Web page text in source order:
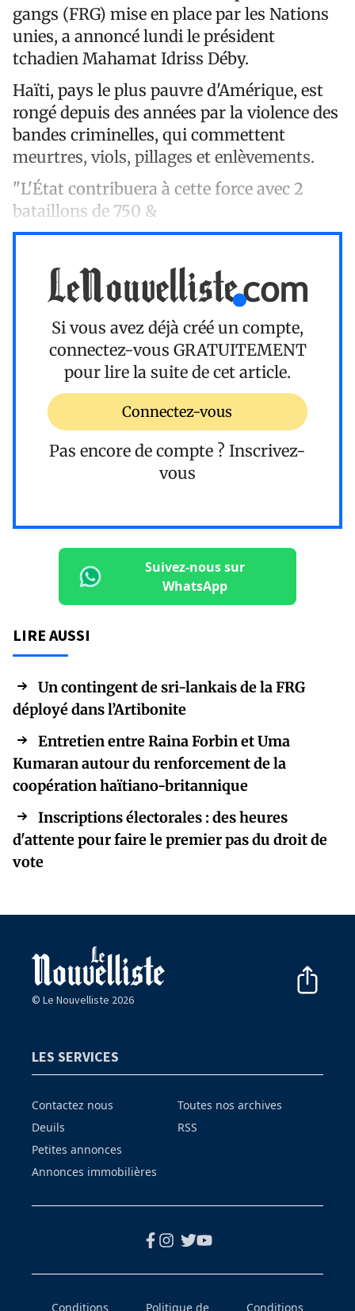
gangs (FRG) mise en place par les Nations
unies, a annoncé lundi le président
tchadien Mahamat Idriss Déby.
Haïti, pays le plus pauvre d'Amérique, est
rongé depuis des années par la violence des
bandes criminelles, qui commettent
meurtres, viols, pillages et enlèvements.
"L'État contribuera à cette force avec 2
bataillons de 750 &
Si vous avez déjà créé un compte,
connectez-vous GRATUITEMENT
pour lire la suite de cet article.
Connectez-vous
Pas encore de compte ? Inscrivez-
vous
Suivez-nous sur
WhatsApp
LIRE AUSSI
Un contingent de sri-lankais de la FRG
déployé dans l’Artibonite
Entretien entre Raina Forbin et Uma
Kumaran autour du renforcement de la
coopération haïtiano-britannique
Inscriptions électorales : des heures
d'attente pour faire le premier pas du droit de
vote
© Le Nouvelliste 2026
LES SERVICES
Contactez nous
Deuils
Petites annonces
Annonces immobilières
Toutes nos archives
RSS
Conditions Politique de Conditions